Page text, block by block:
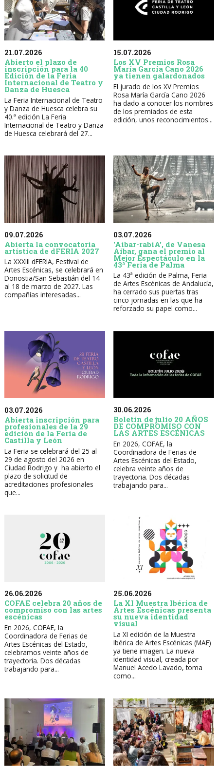
21.07.2026
Abierto el plazo de
inscripción para la 40
Edición de la Feria
Internacional de Teatro y
Danza de Huesca
La Feria Internacional de Teatro
y Danza de Huesca celebra su
40.ª edición La Feria
Internacional de Teatro y Danza
de Huesca celebrará del 27...
15.07.2026
Los XV Premios Rosa
María García Cano 2026
ya tienen galardonados
El jurado de los XV Premios
Rosa María García Cano 2026
ha dado a conocer los nombres
de los premiados de esta
edición, unos reconocimientos...
09.07.2026
Abierta la convocatoria
artística de dFERIA 2027
La XXXIII dFERIA, Festival de
Artes Escénicas, se celebrará en
Donostia/San Sebastián del 14
al 18 de marzo de 2027. Las
compañías interesadas...
03.07.2026
'Aibar-rabiA', de Vanesa
Aibar, gana el premio al
Mejor Espectáculo en la
43ª Feria de Palma
La 43ª edición de Palma, Feria
de Artes Escénicas de Andalucía,
ha cerrado sus puertas tras
cinco jornadas en las que ha
reforzado su papel como...
03.07.2026
Abierta inscripción para
profesionales de la 29
edición de la Feria de
Castilla y León
La Feria se celebrará del 25 al
29 de agosto del 2026 en
Ciudad Rodrigo y ha abierto el
plazo de solicitud de
acreditaciones profesionales
que...
30.06.2026
Boletín de julio 20 AÑOS
DE COMPROMISO CON
LAS ARTES ESCÉNICAS
En 2026, COFAE, la
Coordinadora de Ferias de
Artes Escénicas del Estado,
celebra veinte años de
trayectoria. Dos décadas
trabajando para...
26.06.2026
COFAE celebra 20 años de
compromiso con las artes
escénicas
En 2026, COFAE, la
Coordinadora de Ferias de
Artes Escénicas del Estado,
celebramos veinte años de
trayectoria. Dos décadas
trabajando para...
25.06.2026
La XI Muestra Ibérica de
Artes Escénicas presenta
su nueva identidad
visual
La XI edición de la Muestra
Ibérica de Artes Escénicas (MAE)
ya tiene imagen. La nueva
identidad visual, creada por
Manuel Acedo Lavado, toma
como...